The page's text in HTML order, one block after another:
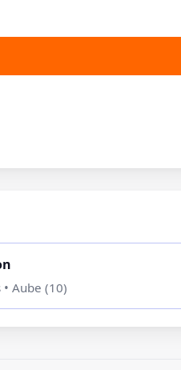
• Aube (10)